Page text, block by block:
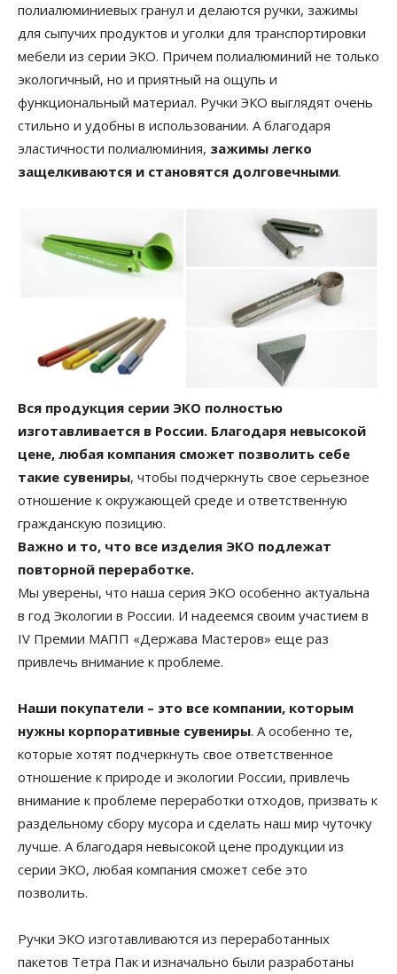
полиалюминиевых гранул и делаются ручки, зажимы
для сыпучих продуктов и уголки для транспортировки
мебели из серии ЭКО. Причем полиалюминий не только
экологичный, но и приятный на ощупь и
функциональный материал. Ручки ЭКО выглядят очень
стильно и удобны в использовании. А благодаря
эластичности полиалюминия, зажимы легко
защелкиваются и становятся долговечными.
Вся продукция серии ЭКО полностью
изготавливается в России. Благодаря невысокой
цене, любая компания сможет позволить себе
такие сувениры, чтобы подчеркнуть свое серьезное
отношение к окружающей среде и ответственную
гражданскую позицию.
Важно и то, что все изделия ЭКО подлежат
повторной переработке.
Мы уверены, что наша серия ЭКО особенно актуальна
в год Экологии в России. И надеемся своим участием в
IV Премии МАПП «Держава Мастеров» еще раз
привлечь внимание к проблеме.
Наши покупатели – это все компании, которым
нужны корпоративные сувениры. А особенно те,
которые хотят подчеркнуть свое ответственное
отношение к природе и экологии России, привлечь
внимание к проблеме переработки отходов, призвать к
раздельному сбору мусора и сделать наш мир чуточку
лучше. А благодаря невысокой цене продукции из
серии ЭКО, любая компания сможет себе это
позволить.
Ручки ЭКО изготавливаются из переработанных
пакетов Тетра Пак и изначально были разработаны